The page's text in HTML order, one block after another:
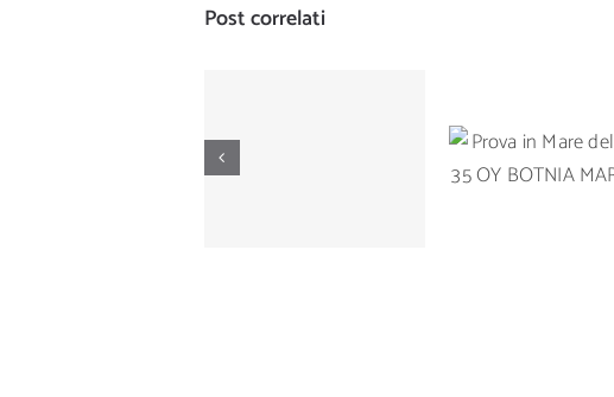
Post correlati
Targa 35 OY